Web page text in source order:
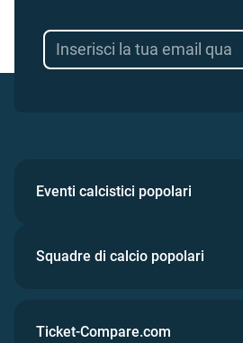
Eventi calcistici popolari
Squadre di calcio popolari
Ticket-Compare.com